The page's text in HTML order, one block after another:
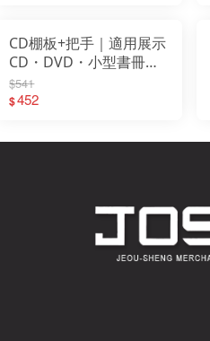
CD棚板+把手｜適用展示
CD・DVD・小型書冊｜
文具店・便利商店展示架
配件｜STEEL鐵製陳列架
$541
$452